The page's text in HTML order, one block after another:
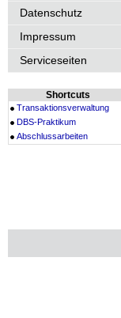
Datenschutz
Impressum
Serviceseiten
Shortcuts
Transaktionsverwaltung
DBS-Praktikum
Abschlussarbeiten